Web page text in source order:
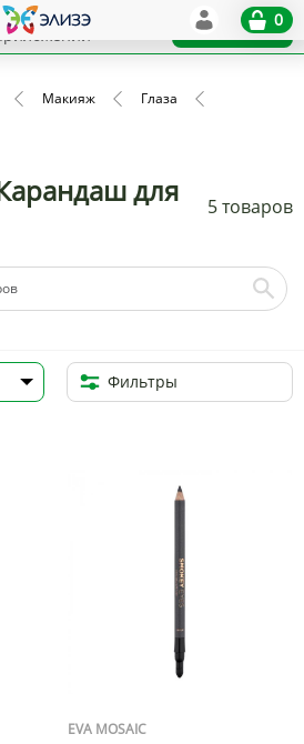
Установить
0
Макияж
Глаза
для
5 товаров
Фильтры
EVA MOSAIC